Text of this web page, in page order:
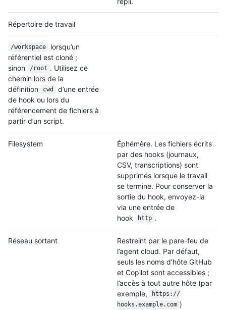
Répertoire de travail
/workspace
lorsqu’un
référentiel est cloné ;
sinon
/root . Utilisez ce
chemin lors de la
définition
cwd
d’une entrée
de hook ou lors du
référencement de fichiers à
partir d’un script.
Filesystem
Éphémère. Les fichiers écrits
par des hooks (journaux,
CSV, transcriptions) sont
supprimés lorsque le travail
se termine. Pour conserver la
sortie du hook, envoyez-la
via une entrée de
hook
http .
Réseau sortant
Restreint par le pare-feu de
l’agent cloud. Par défaut,
seuls les noms d’hôte GitHub
et Copilot sont accessibles ;
l’accès à tout autre hôte (par
exemple,
https://
hooks.example.com )